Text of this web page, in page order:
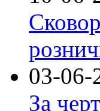
03-06-
За